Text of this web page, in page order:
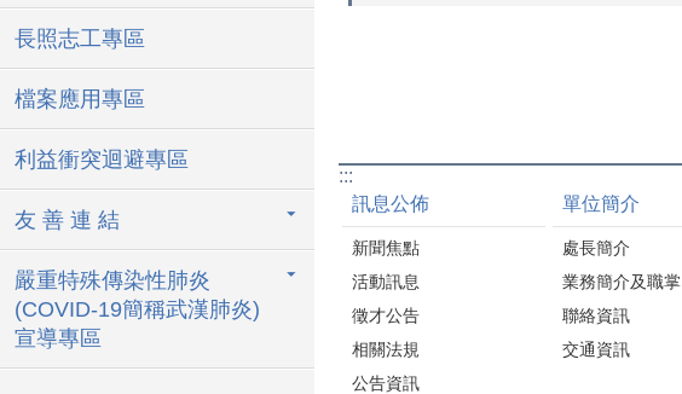
長照志工專區
檔案應用專區
利益衝突迴避專區
友 善 連 結
嚴重特殊傳染性肺炎
(COVID-19簡稱武漢肺炎)
宣導專區
:::
訊息公佈
新聞焦點
活動訊息
徵才公告
相關法規
公告資訊
單位簡介
處長簡介
業務簡介及職掌
聯絡資訊
交通資訊